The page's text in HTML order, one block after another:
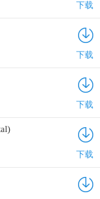
下载
下载
下载
下载